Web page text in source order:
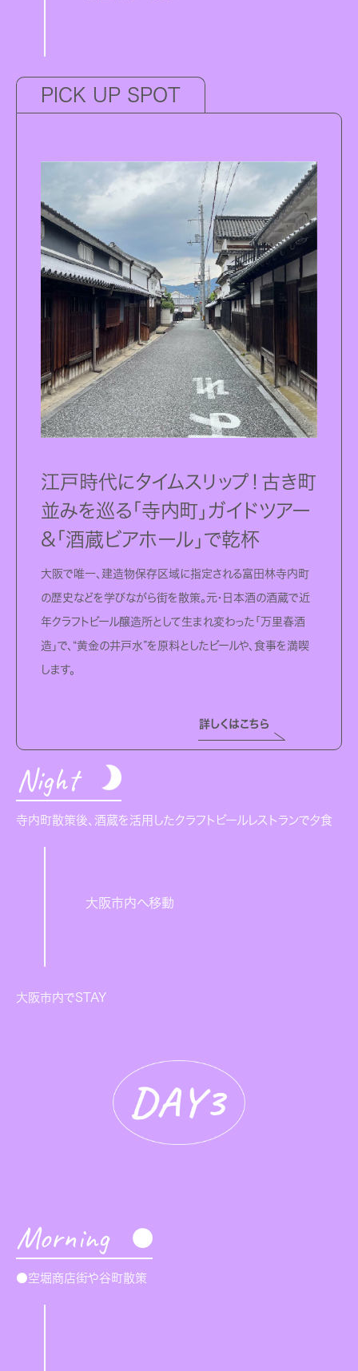
PICK UP SPOT
江⼾時代にタイムスリップ！古き町
並みを巡る「寺内町」ガイドツアー
&「酒蔵ビアホール」で乾杯
大阪で唯一、建造物保存区域に指定される富田林寺内町
の歴史などを学びながら街を散策。元・日本酒の酒蔵で近
年クラフトビール醸造所として生まれ変わった「万里春酒
造」で、“黄金の井戸水”を原料としたビールや、食事を満喫
します。
詳しくはこちら
Night
寺内町散策後、酒蔵を活用したクラフトビールレストランで夕食
大阪市内へ移動
大阪市内でSTAY
Morning
●空堀商店街や谷町散策